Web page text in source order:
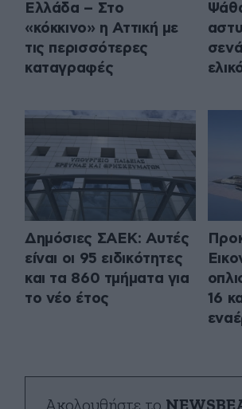
Ελλάδα – Στο
«κόκκινο» η Αττική με
τις περισσότερες
καταγραφές
Δημόσιες ΣΑΕΚ: Αυτές
είναι οι 95 ειδικότητες
και τα 860 τμήματα για
το νέο έτος
16
Ακολουθήστε το